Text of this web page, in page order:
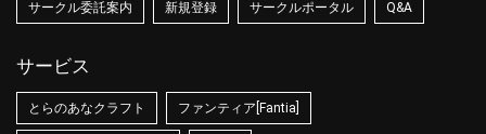
サークル委託案内 新規登録 サークルポータル Q&A
サービス
とらのあなクラフト ファンティア[Fantia]